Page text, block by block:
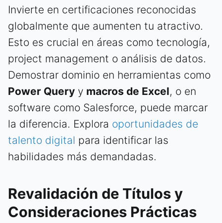
Invierte en certificaciones reconocidas
globalmente que aumenten tu atractivo.
Esto es crucial en áreas como tecnología,
project management o análisis de datos.
Demostrar dominio en herramientas como
Power Query y macros de Excel, o en
software como Salesforce, puede marcar
la diferencia. Explora oportunidades de
talento digital para identificar las
habilidades más demandadas.
Revalidación de Títulos y
Consideraciones Prácticas